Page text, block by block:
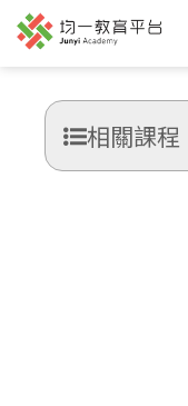
相關課程